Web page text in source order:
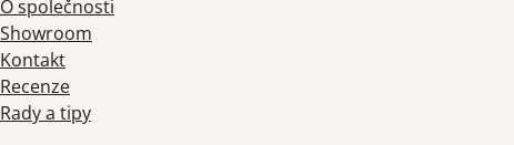
O společnosti
Showroom
Kontakt
Recenze
Rady a tipy